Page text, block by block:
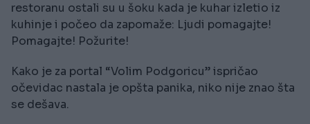
restoranu ostali su u šoku kada je kuhar izletio iz
kuhinje i počeo da zapomaže: Ljudi pomagajte!
Pomagajte! Požurite!
Kako je za portal “Volim Podgoricu” ispričao
očevidac nastala je opšta panika, niko nije znao šta
se dešava.